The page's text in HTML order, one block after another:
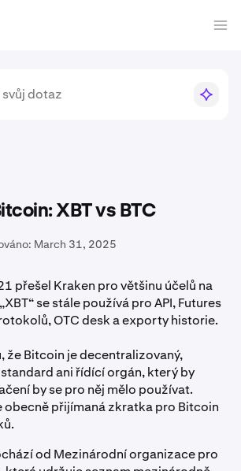
XBT vs BTC
March 31, 2025
přešel Kraken pro většinu účelů na
se stále používá pro API, Futures
OTC desk a exporty historie.
že Bitcoin je decentralizovaný,
ani řídící orgán, který by
by se pro něj mělo používat.
obecně přijímaná zkratka pro Bitcoin
od Mezinárodní organizace pro